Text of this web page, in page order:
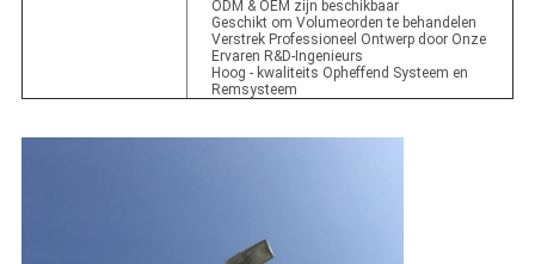
ODM & OEM zijn beschikbaar
Geschikt om Volumeorden te behandelen
Verstrek Professioneel Ontwerp door Onze
Ervaren R&D-Ingenieurs
Hoog - kwaliteits Opheffend Systeem en
Remsysteem